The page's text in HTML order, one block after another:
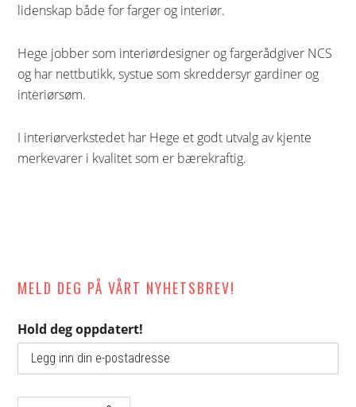
lidenskap både for farger og interiør.
Hege jobber som interiørdesigner og fargerådgiver NCS
og har nettbutikk, systue som skreddersyr gardiner og
interiørsøm.
I interiørverkstedet har Hege et godt utvalg av kjente
merkevarer i kvalitet som er bærekraftig.
MELD DEG PÅ VÅRT NYHETSBREV!
Hold deg oppdatert!